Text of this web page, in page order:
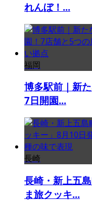
れんぼ！...
福岡
博多駅前｜新
7日開園...
長崎
長崎・新上五
ま旅クッキ...